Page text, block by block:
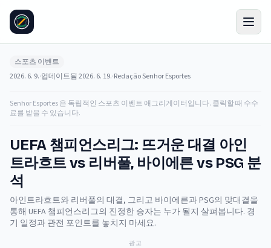
스포츠 이벤트
2026. 6. 9.·업데이트됨 2026. 6. 19.·Redação Senhor Esportes
Senhor Esportes 은 독립적인 스포츠 이벤트 애그리게이터입니다. 클릭할 때 수수
료를 받을 수 있습니다.
UEFA 챔피언스리그: 뜨거운 대결 아인
트라흐트 vs 리버풀, 바이에른 vs PSG 분
석
아인트라흐트와 리버풀의 대결, 그리고 바이에른과 PSG의 맞대결을
통해 UEFA 챔피언스리그의 진정한 승자는 누가 될지 살펴봅니다. 경
기 일정과 관전 포인트를 놓치지 마세요.
광고